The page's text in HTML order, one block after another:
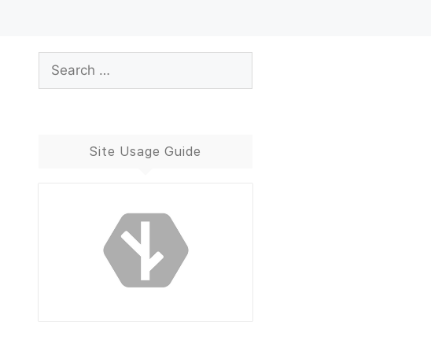
for:
Site Usage Guide